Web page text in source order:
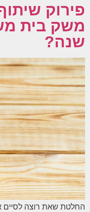
פירוק
שנה?
החלטת שאת רוצה לסיים